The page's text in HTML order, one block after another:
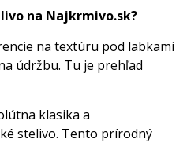
na Najkrmivo.sk?
na textúru pod labkami
údržbu. Tu je prehľad
klasika a
stelivo. Tento prírodný